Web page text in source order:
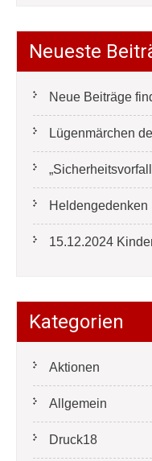
Neueste
Neue Beiträge
Lügenmärchen
15.12.2024
Kategorien
Aktionen
Allgemein
Druck18